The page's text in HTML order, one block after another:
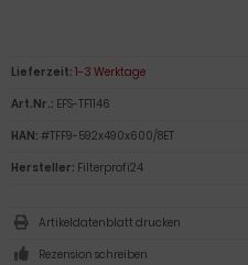
Lieferzeit: 1-3 Werktage
Art.Nr.: EFS-TF1146
HAN: #TFF9-592x490x600/8ET
Hersteller: Filterprofi24
Artikeldatenblatt drucken
Rezension schreiben